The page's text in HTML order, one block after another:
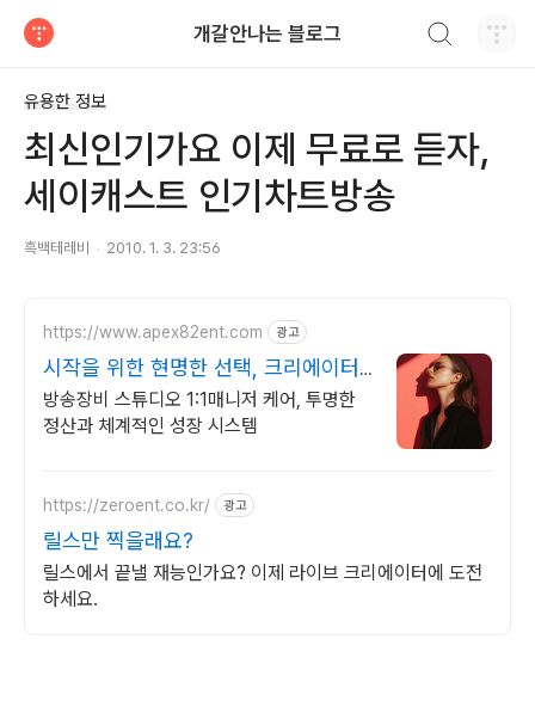
개갈안나는 블로그
유용한 정보
최신인기가요 이제 무료로 듣자,
세이캐스트 인기차트방송
흑백테레비 2010. 1. 3. 23:56
https://www.apex82ent.com 광고
시작을 위한 현명한 선택, 크리에이터,
BJ 상시 모집
방송장비 스튜디오 1:1매니저 케어, 투명한
정산과 체계적인 성장 시스템
https://zeroent.co.kr/ 광고
릴스만 찍을래요?
릴스에서 끝낼 재능인가요? 이제 라이브 크리에이터에 도전
하세요.